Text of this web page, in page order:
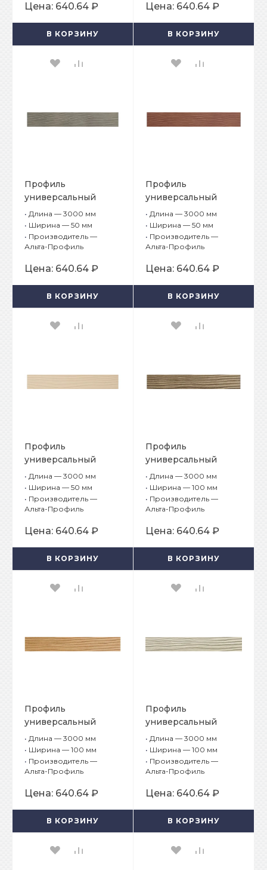
Цена: 640.64 ₽
В КОРЗИНУ
Цена: 640.64 ₽
В КОРЗИНУ
Профиль
универсальный
Альта-Борд Тимбер
Про ВС-100
Лиственница
• Длина — 3000 мм
• Ширина — 50 мм
• Производитель —
Альта-Профиль
Цена: 640.64 ₽
В КОРЗИНУ
Профиль
универсальный
Альта-Борд Тимбер
Про ВС-100 Платан
• Длина — 3000 мм
• Ширина — 50 мм
• Производитель —
Альта-Профиль
Цена: 640.64 ₽
В КОРЗИНУ
Профиль
универсальный
Альта-Борд Тимбер
Про ВС-100 Тик
• Длина — 3000 мм
• Ширина — 50 мм
• Производитель —
Альта-Профиль
Цена: 640.64 ₽
В КОРЗИНУ
Профиль
универсальный
Альта-Борд Тимбер
ВС-100 Дуб
• Длина — 3000 мм
• Ширина — 100 мм
• Производитель —
Альта-Профиль
Цена: 640.64 ₽
В КОРЗИНУ
Профиль
универсальный
Альта-Борд Тимбер
ВС-100 Кедр
• Длина — 3000 мм
• Ширина — 100 мм
• Производитель —
Альта-Профиль
Цена: 640.64 ₽
В КОРЗИНУ
Профиль
универсальный
Альта-Борд Тимбер
ВС-100 Клён
• Длина — 3000 мм
• Ширина — 100 мм
• Производитель —
Альта-Профиль
Цена: 640.64 ₽
В КОРЗИНУ